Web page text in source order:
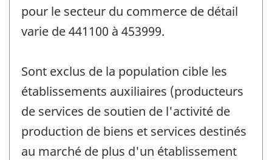
pour le secteur du commerce de détail
varie de 441100 à 453999.
Sont exclus de la population cible les
établissements auxiliaires (producteurs
de services de soutien de l'activité de
production de biens et services destinés
au marché de plus d'un établissement